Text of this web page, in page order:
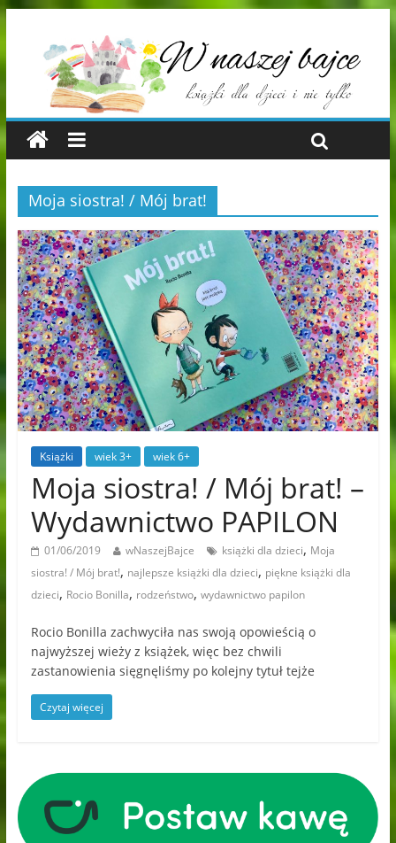
Moja siostra! / Mój brat!
Książki wiek 3+ wiek 6+
Moja siostra! / Mój brat! –
Wydawnictwo PAPILON
01/06/2019 wNaszejBajce książki dla dzieci, Moja
siostra! / Mój brat!, najlepsze książki dla dzieci, piękne książki dla
dzieci, Rocio Bonilla, rodzeństwo, wydawnictwo papilon
Rocio Bonilla zachwyciła nas swoją opowieścią o
najwyższej wieży z książek, więc bez chwili
zastanowienia sięgnęliśmy po kolejny tytuł tejże
Czytaj więcej